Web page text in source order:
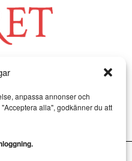
anpassa annonser och
alla", godkänner du att